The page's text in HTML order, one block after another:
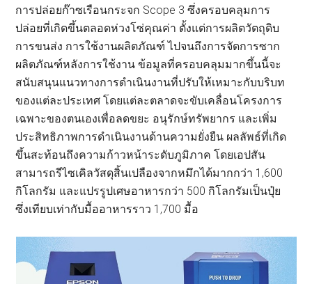
การปล่อยก๊าซเรือนกระจก Scope 3 ซึ่งครอบคลุมการ
ปล่อยที่เกิดขึ้นตลอดห่วงโซ่คุณค่า ตั้งแต่การผลิตวัตถุดิบ
การขนส่ง การใช้งานผลิตภัณฑ์ ไปจนถึงการจัดการซาก
ผลิตภัณฑ์หลังการใช้งาน ข้อมูลที่ครอบคลุมมากขึ้นนี้จะ
สนับสนุนแนวทางการดำเนินงานที่ปรับให้เหมาะกับบริบท
ของแต่ละประเทศ โดยแต่ละตลาดจะขับเคลื่อนโครงการ
เฉพาะของตนเองเพื่อลดขยะ อนุรักษ์ทรัพยากร และเพิ่ม
ประสิทธิภาพการดำเนินงานด้านความยั่งยืน ผลลัพธ์ที่เกิด
ขึ้นสะท้อนถึงความก้าวหน้าระดับภูมิภาค โดยเอปสัน
สามารถรีไซเคิลวัสดุสิ้นเปลืองจากหมึกได้มากกว่า 1,600
กิโลกรัม และแปรรูปเศษอาหารกว่า 500 กิโลกรัมเป็นปุ๋ย
ซึ่งเทียบเท่ากับมื้ออาหารราว 1,700 มื้อ